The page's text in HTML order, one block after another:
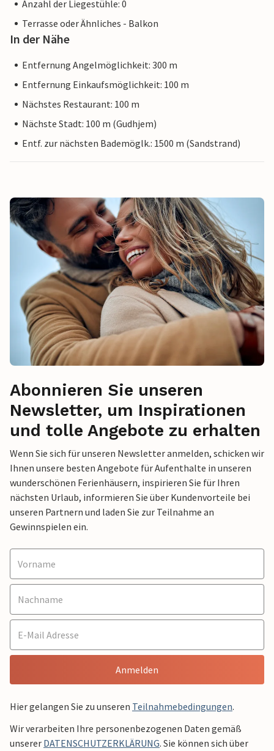
Anzahl der Liegestühle: 0
Terrasse oder Ähnliches - Balkon
In der Nähe
Entfernung Angelmöglichkeit: 300 m
Entfernung Einkaufsmöglichkeit: 100 m
Nächstes Restaurant: 100 m
Nächste Stadt: 100 m (Gudhjem)
Entf. zur nächsten Bademöglk.: 1500 m (Sandstrand)
Abonnieren Sie unseren
Newsletter, um Inspirationen
und tolle Angebote zu erhalten
Wenn Sie sich für unseren Newsletter anmelden, schicken wir
Ihnen unsere besten Angebote für Aufenthalte in unseren
wunderschönen Ferienhäusern, inspirieren Sie für Ihren
nächsten Urlaub, informieren Sie über Kundenvorteile bei
unseren Partnern und laden Sie zur Teilnahme an
Gewinnspielen ein.
Anmelden
Hier gelangen Sie zu unseren Teilnahmebedingungen.
Wir verarbeiten Ihre personenbezogenen Daten gemäß
unserer DATENSCHUTZERKLÄRUNG. Sie können sich über